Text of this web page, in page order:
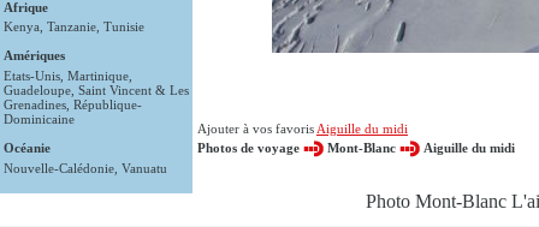
Afrique
Kenya Tanzanie Tunisie
Amériques
Etats-Unis Martinique
Guadeloupe Saint Vincent & Les
Grenadines République-
Dominicaine
Océanie
Nouvelle-Calédonie Vanuatu
Ajouter à vos favoris Aiguille du midi
Photos de voyage
Mont-Blanc Aiguille du midi
Photo Mont-Blanc